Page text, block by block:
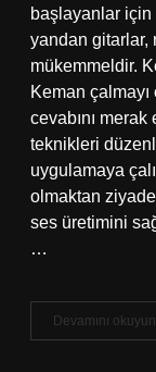
başlayanlar
yandan gitarlar,
mükemmeldir.
Keman
cevabını
teknikleri
uygulamaya
olmaktan
ses üretimini
…
Devamını okuyun